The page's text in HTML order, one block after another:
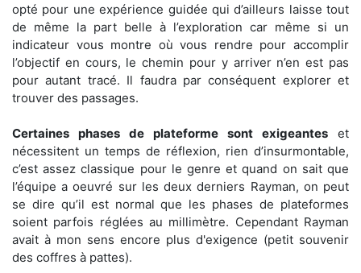
opté pour une expérience guidée qui d’ailleurs laisse tout
de même la part belle à l’exploration car même si un
indicateur vous montre où vous rendre pour accomplir
l’objectif en cours, le chemin pour y arriver n’en est pas
pour autant tracé. Il faudra par conséquent explorer et
trouver des passages.
Certaines phases de plateforme sont exigeantes et
nécessitent un temps de réflexion, rien d’insurmontable,
c’est assez classique pour le genre et quand on sait que
l’équipe a oeuvré sur les deux derniers Rayman, on peut
se dire qu’il est normal que les phases de plateformes
soient parfois réglées au millimètre. Cependant Rayman
avait à mon sens encore plus d'exigence (petit souvenir
des coffres à pattes).